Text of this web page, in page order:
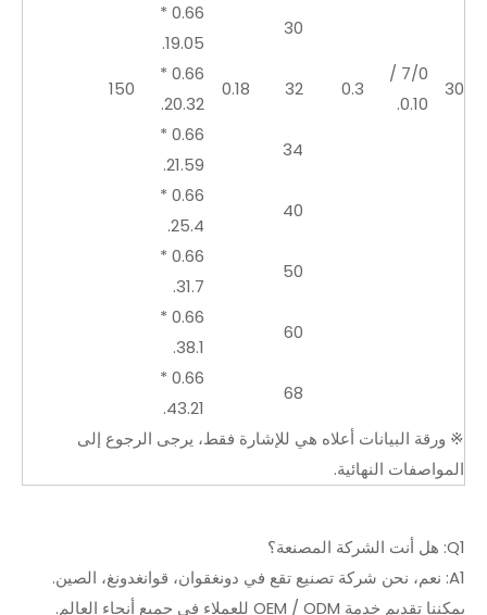
30
7/0 /
0.10.
0.3
0.18
150
30
0.66 *
19.05.
32
0.66 *
20.32.
34
0.66 *
21.59.
40
0.66 *
25.4.
50
0.66 *
31.7.
60
0.66 *
38.1.
68
0.66 *
43.21.
※ ورقة البيانات أعلاه هي للإشارة فقط، يرجى الرجوع إلى
المواصفات النهائية.
Q1: هل أنت الشركة المصنعة؟
A1: نعم، نحن شركة تصنيع تقع في دونغقوان، قوانغدونغ، الصين.
يمكننا تقديم خدمة OEM / ODM للعملاء في جميع أنحاء العالم.